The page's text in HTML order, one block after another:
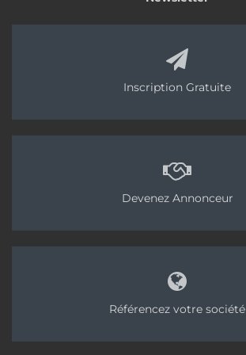
GB Machines
Inscription Gratuite
Devenez Annonceur
Référencez votre société